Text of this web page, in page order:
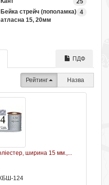
25
4
Бейка стрейч (пополамка)
атласна 15, 20мм
ПДФ
Рейтинг Назва
ширина 15 мм.,...
124